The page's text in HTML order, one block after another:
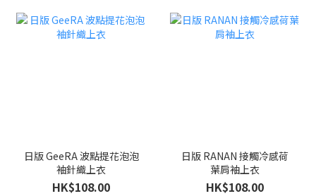
日版 GeeRA 波點提花泡泡
袖針織上衣
HK$108.00
日版 RANAN 接觸冷感荷
葉肩袖上衣
HK$108.00